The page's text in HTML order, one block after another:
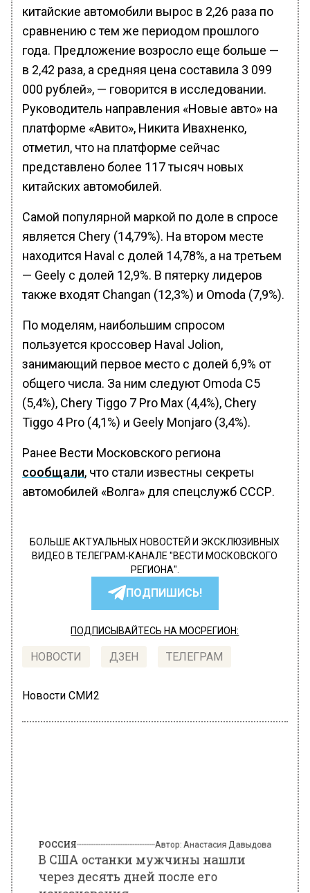
китайские автомобили вырос в 2,26 раза по
сравнению с тем же периодом прошлого
года. Предложение возросло еще больше —
в 2,42 раза, а средняя цена составила 3 099
000 рублей», — говорится в исследовании.
Руководитель направления «Новые авто» на
платформе «Авито», Никита Ивахненко,
отметил, что на платформе сейчас
представлено более 117 тысяч новых
китайских автомобилей.
Самой популярной маркой по доле в спросе
является Chery (14,79%). На втором месте
находится Haval с долей 14,78%, а на третьем
— Geely с долей 12,9%. В пятерку лидеров
также входят Changan (12,3%) и Omoda (7,9%).
По моделям, наибольшим спросом
пользуется кроссовер Haval Jolion,
занимающий первое место с долей 6,9% от
общего числа. За ним следуют Omoda C5
(5,4%), Chery Tiggo 7 Pro Max (4,4%), Chery
Tiggo 4 Pro (4,1%) и Geely Monjaro (3,4%).
Ранее Вести Московского региона
сообщали, что стали известны секреты
автомобилей «Волга» для спецслужб СССР.
БОЛЬШЕ АКТУАЛЬНЫХ НОВОСТЕЙ И ЭКСКЛЮЗИВНЫХ
ВИДЕО В ТЕЛЕГРАМ-КАНАЛЕ "ВЕСТИ МОСКОВСКОГО
РЕГИОНА".
ПОДПИШИСЬ!
ПОДПИСЫВАЙТЕСЬ НА МОСРЕГИОН:
НОВОСТИ ДЗЕН ТЕЛЕГРАМ
Новости СМИ2